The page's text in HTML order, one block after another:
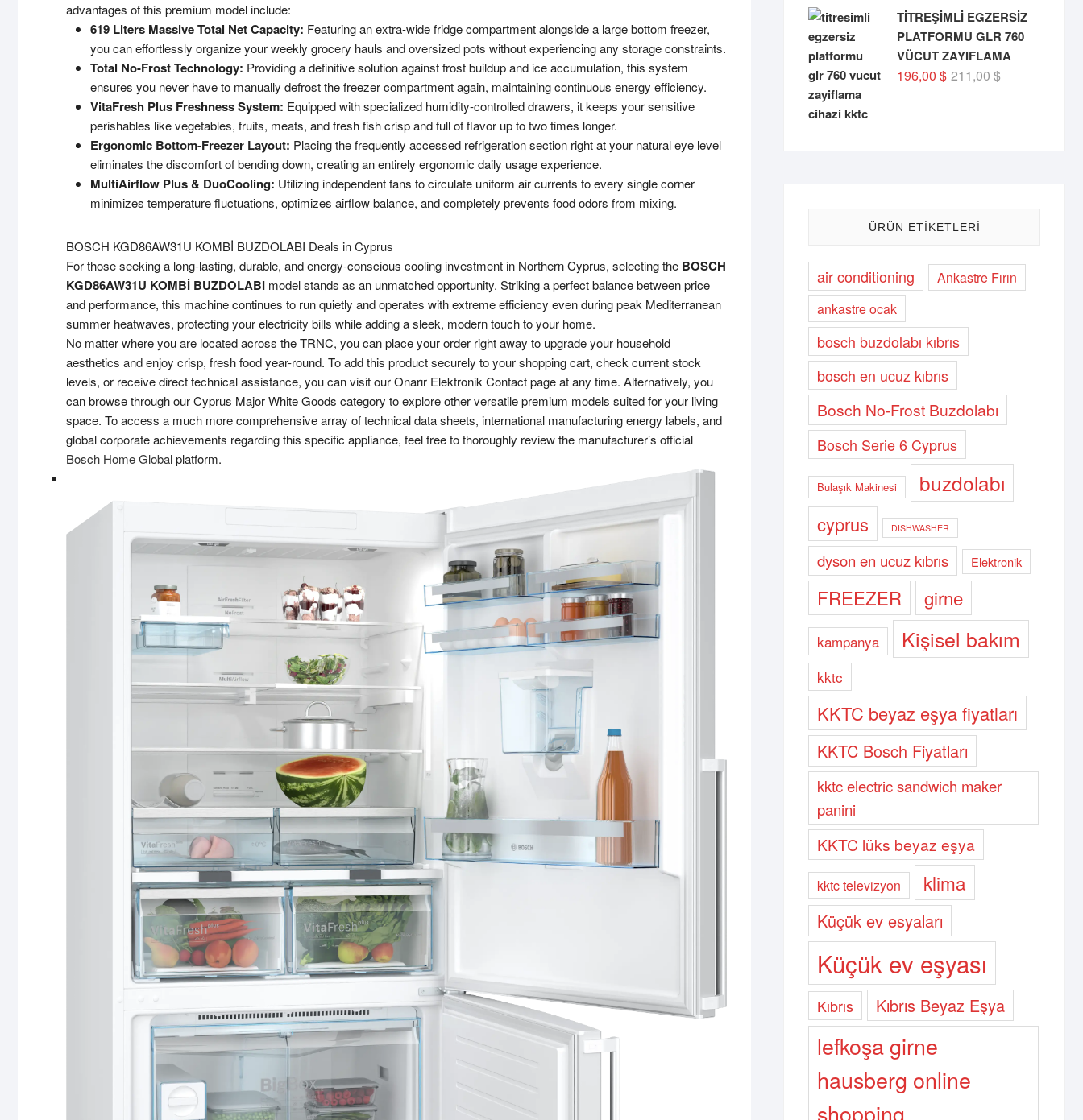
advantages of this premium model include:
619 Liters Massive Total Net Capacity: Featuring an extra-wide fridge compartment alongside a large bottom freezer,
you can effortlessly organize your weekly grocery hauls and oversized pots without experiencing any storage constraints.
Total No-Frost Technology: Providing a definitive solution against frost buildup and ice accumulation, this system
ensures you never have to manually defrost the freezer compartment again, maintaining continuous energy efficiency.
VitaFresh Plus Freshness System: Equipped with specialized humidity-controlled drawers, it keeps your sensitive
perishables like vegetables, fruits, meats, and fresh fish crisp and full of flavor up to two times longer.
Ergonomic Bottom-Freezer Layout: Placing the frequently accessed refrigeration section right at your natural eye level
eliminates the discomfort of bending down, creating an entirely ergonomic daily usage experience.
MultiAirflow Plus & DuoCooling: Utilizing independent fans to circulate uniform air currents to every single corner
minimizes temperature fluctuations, optimizes airflow balance, and completely prevents food odors from mixing.
BOSCH KGD86AW31U KOMBİ BUZDOLABI Deals in Cyprus
For those seeking a long-lasting, durable, and energy-conscious cooling investment in Northern Cyprus, selecting the BOSCH
KGD86AW31U KOMBİ BUZDOLABI model stands as an unmatched opportunity. Striking a perfect balance between price
and performance, this machine continues to run quietly and operates with extreme efficiency even during peak Mediterranean
summer heatwaves, protecting your electricity bills while adding a sleek, modern touch to your home.
No matter where you are located across the TRNC, you can place your order right away to upgrade your household
aesthetics and enjoy crisp, fresh food year-round. To add this product securely to your shopping cart, check current stock
levels, or receive direct technical assistance, you can visit ourOnarır Elektronik Contactpage at any time. Alternatively, you
can browse through ourCyprus Major White Goods category to explore other versatile premium models suited for your living
space. To access a much more comprehensive array of technical data sheets, international manufacturing energy labels, and
global corporate achievements regarding this specific appliance, feel free to thoroughly review the manufacturer’s official
Bosch Home Globalplatform.
TİTREŞİMLİ EGZERSİZ
PLATFORMU GLR 760
VÜCUT ZAYIFLAMA
211,00$Orijinal
196,00 $
Şu
ÜRÜN ETIKETLERI
air conditioning
Ankastre Fırın
ankastre ocak
bosch buzdolabı kıbrıs
bosch en ucuz kıbrıs
Bosch No-Frost Buzdolabı
Bosch Serie 6 Cyprus
Bulaşık Makinesi buzdolabı
cyprus DISHWASHER
dyson en ucuz kıbrıs Elektronik
FREEZER girne
kampanya Kişisel bakım
kktc
KKTC beyaz eşya fiyatları
KKTC Bosch Fiyatları
kktc electric sandwich maker
panini
KKTC lüks beyaz eşya
kktc televizyon klima
Küçük ev esyaları
Küçük ev eşyası
Kıbrıs Kıbrıs Beyaz Eşya
lefkoşa girne
hausberg online
shopping